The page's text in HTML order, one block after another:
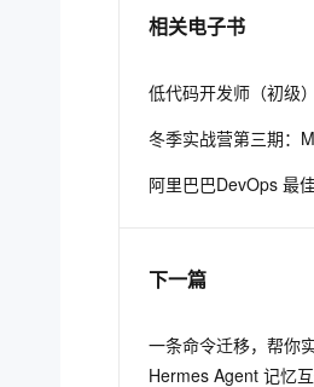
结构struct(值类型)在
意的二点:
相关电子书
低代码开发师（初级
冬季实战营第三期：
阿里巴巴DevOps 最
下一篇
一条命令迁移，帮你
Hermes Agent 记忆互
千问办公 NEW
一站式AI生产
伶鹊
识别商机，让客服更高效、服务更出色。新老同享，达量
机器学习